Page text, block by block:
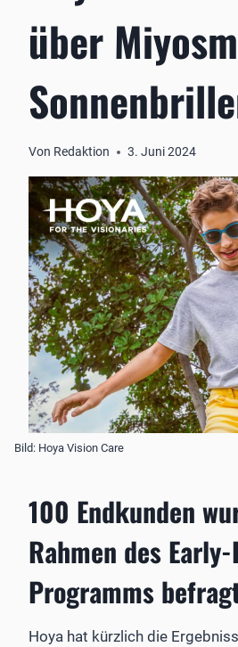
über
Von Redaktion 3. Juni 2024
Bild: Hoya Vision Care
100 Endkunden
Rahmen des
Programms
Hoya hat kürzlich die